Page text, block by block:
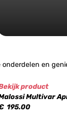
en
product
Multivar
195.00